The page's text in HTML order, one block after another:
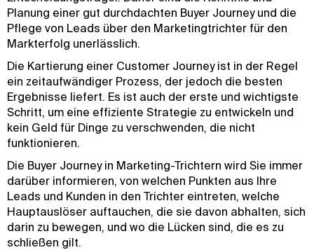
Planung einer gut durchdachten Buyer Journey und die
Pflege von Leads über den Marketingtrichter für den
Markterfolg unerlässlich.
Die Kartierung einer Customer Journey ist in der Regel
ein zeitaufwändiger Prozess, der jedoch die besten
Ergebnisse liefert. Es ist auch der erste und wichtigste
Schritt, um eine effiziente Strategie zu entwickeln und
kein Geld für Dinge zu verschwenden, die nicht
funktionieren.
Die Buyer Journey in Marketing-Trichtern wird Sie immer
darüber informieren, von welchen Punkten aus Ihre
Leads und Kunden in den Trichter eintreten, welche
Hauptauslöser auftauchen, die sie davon abhalten, sich
darin zu bewegen, und wo die Lücken sind, die es zu
schließen gilt.